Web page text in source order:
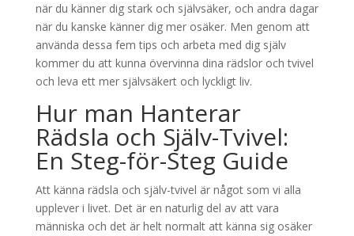
när du känner dig stark och självsäker, och andra dagar
när du kanske känner dig mer osäker. Men genom att
använda dessa fem tips och arbeta med dig själv
kommer du att kunna övervinna dina rädslor och tvivel
och leva ett mer självsäkert och lyckligt liv.
Hur man Hanterar
Rädsla och Själv-Tvivel:
En Steg-för-Steg Guide
Att känna rädsla och själv-tvivel är något som vi alla
upplever i livet. Det är en naturlig del av att vara
människa och det är helt normalt att känna sig osäker